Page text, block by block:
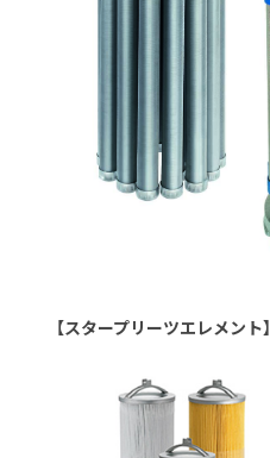
【スタープリーツエレメント】